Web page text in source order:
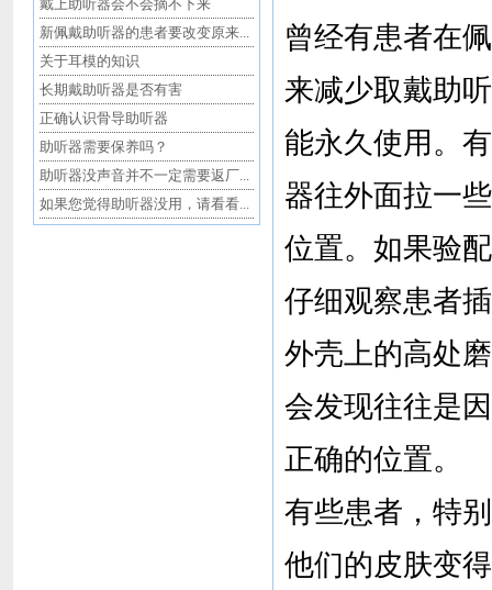
戴上助听器会不会摘不下来
新佩戴助听器的患者要改变原来...
关于耳模的知识
长期戴助听器是否有害
正确认识骨导助听器
助听器需要保养吗？
助听器没声音并不一定需要返厂...
如果您觉得助听器没用，请看看...
曾经有患者在
来减少取戴助
能永久使用。
器往外面拉一
位置。如果验
仔细观察患者
外壳上的高处
会发现往往是
正确的位置。
有些患者，特
他们的皮肤变